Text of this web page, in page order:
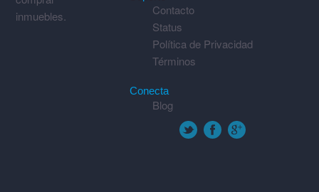
inmuebles.
Contacto
Status
Política de Privacidad
Términos
Conecta
Blog